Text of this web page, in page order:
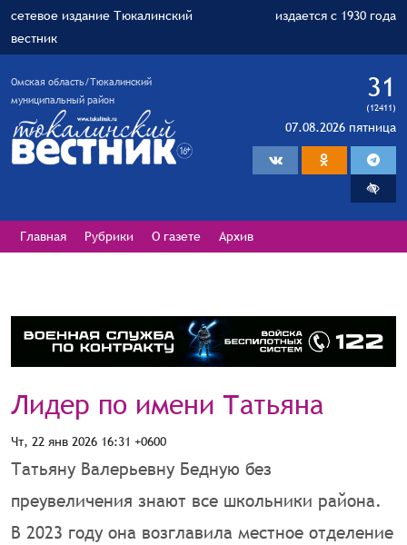
сетевое издание Тюкалинский
вестник
издается с 1930 года
Омская область/Тюкалинский
муниципальный район
31
(12411)
07.08.2026 пятница
Главная Рубрики О газете Архив
Лидер по имени Татьяна
Чт, 22 янв 2026 16:31 +0600
Татьяну Валерьевну Бедную без
преувеличения знают все школьники района.
В 2023 году она возглавила местное отделение